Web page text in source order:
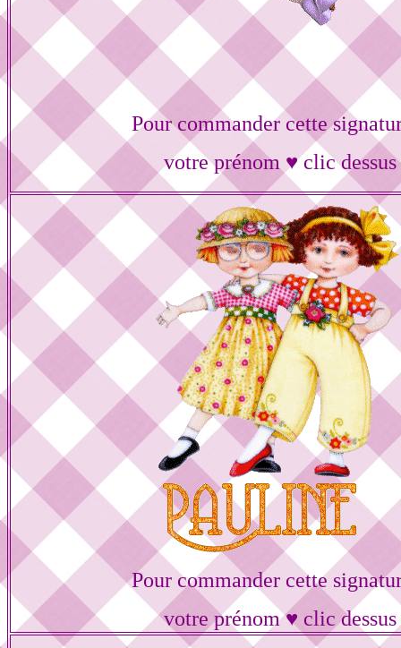
Pour commander cette
votre prénom ♥ clic dessus
Pour commander cette
votre prénom ♥ clic dessus